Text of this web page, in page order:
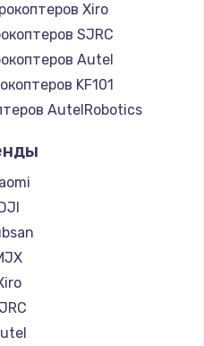
Xiro
SJRC
Autel
KF101
AutelRobotics